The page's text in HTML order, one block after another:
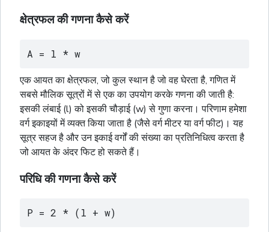
क्षेत्रफल की गणना कैसे करें
A = l * w
एक आयत का क्षेत्रफल, जो कुल स्थान है जो वह घेरता है, गणित में
सबसे मौलिक सूत्रों में से एक का उपयोग करके गणना की जाती है:
इसकी लंबाई (l) को इसकी चौड़ाई (w) से गुणा करना। परिणाम हमेशा
वर्गइकाइयों में व्यक्त किया जाता है (जैसेवर्गमीटर यावर्गफीट)। यह
सूत्र सहज है और उन इकाईवर्गोंकी संख्या का प्रतिनिधित्व करता है
जो आयत के अंदर फिट हो सकते हैं।
परिधि की गणना कैसे करें
P = 2 * (l + w)